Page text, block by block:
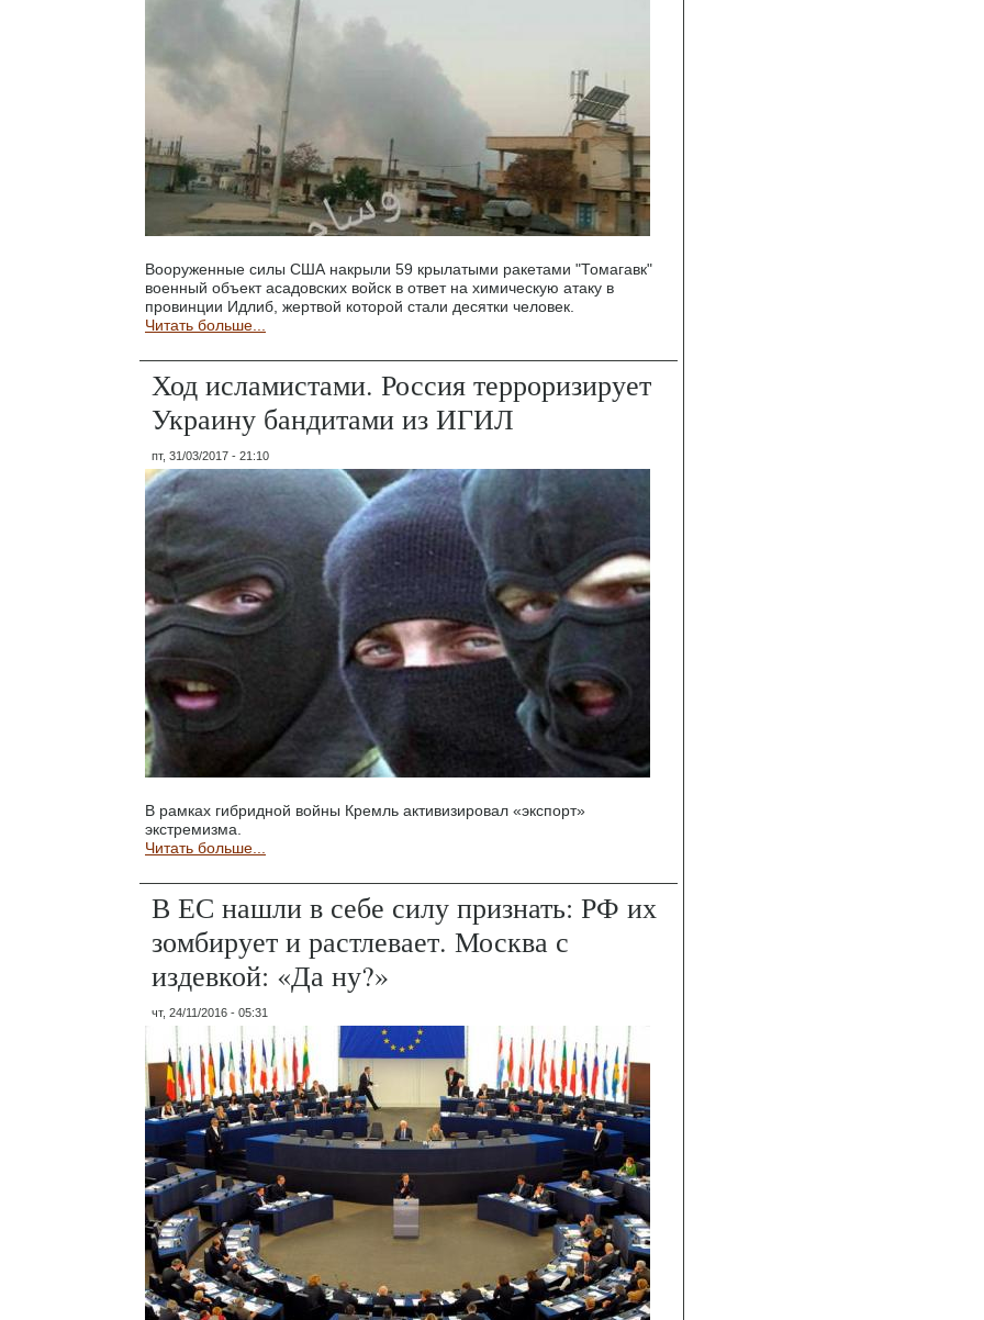
Вооруженные силы США накрыли 59 крылатыми ракетами "Томагавк"
военный объект асадовских войск в ответ на химическую атаку в
провинции Идлиб, жертвой которой стали десятки человек.
Читать больше...
Ход исламистами. Россия терроризирует
Украину бандитами из ИГИЛ
пт, 31/03/2017 - 21:10
В рамках гибридной войны Кремль активизировал «экспорт»
экстремизма.
Читать больше...
В ЕС нашли в себе силу признать: РФ их
зомбирует и растлевает. Москва с
издевкой: «Да ну?»
чт, 24/11/2016 - 05:31